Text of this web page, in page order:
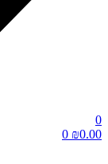
0
₪0.00
0